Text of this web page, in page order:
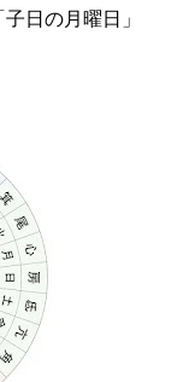
日の月曜日」